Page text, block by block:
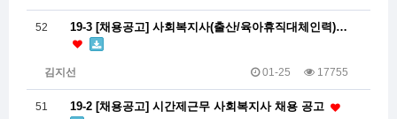
52 19-3 [채용공고] 사회복지사(출산/육아휴직대체인력)…
김지선 17755
01-25
51 19-2 [채용공고] 시간제근무 사회복지사 채용 공고